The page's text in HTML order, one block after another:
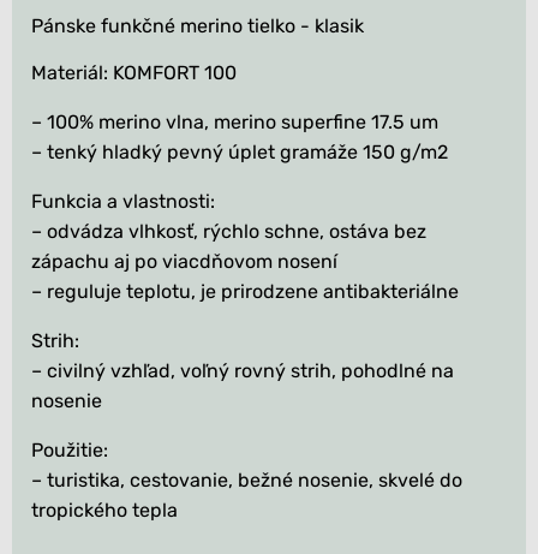
Pánske funkčné merino tielko - klasik
Materiál: KOMFORT 100
– 100% merino vlna, merino superfine 17.5 um
– tenký hladký pevný úplet gramáže 150 g/m2
Funkcia a vlastnosti:
– odvádza vlhkosť, rýchlo schne, ostáva bez
zápachu aj po viacdňovom nosení
– reguluje teplotu, je prirodzene antibakteriálne
Strih:
– civilný vzhľad, voľný rovný strih, pohodlné na
nosenie
Použitie:
– turistika, cestovanie, bežné nosenie, skvelé do
tropického tepla